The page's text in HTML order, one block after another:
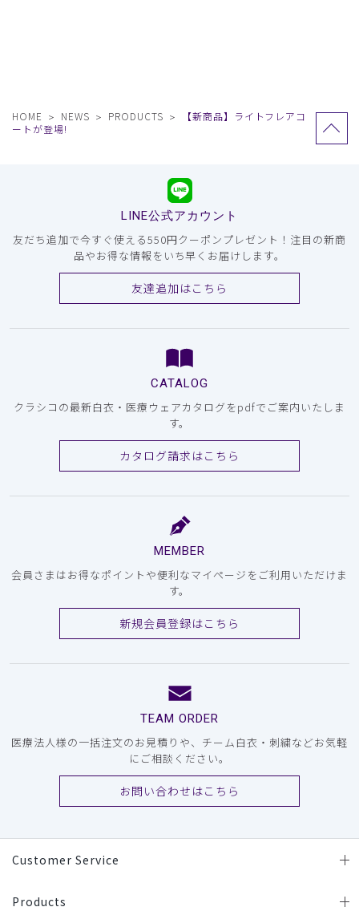
HOME NEWS PRODUCTS
【新商品】ライトフレアコ
ートが登場!
LINE公式アカウント
友だち追加で今すぐ使える550円クーポンプレゼント！注目の新商
品やお得な情報をいち早くお届けします。
友達追加はこちら
CATALOG
クラシコの最新白衣・医療ウェアカタログをpdfでご案内いたしま
す。
カタログ請求はこちら
MEMBER
会員さまはお得なポイントや便利なマイページをご利用いただけま
す。
新規会員登録はこちら
TEAM ORDER
医療法人様の一括注文のお見積りや、チーム白衣・刺繍などお気軽
にご相談ください。
お問い合わせはこちら
Customer Service
Products